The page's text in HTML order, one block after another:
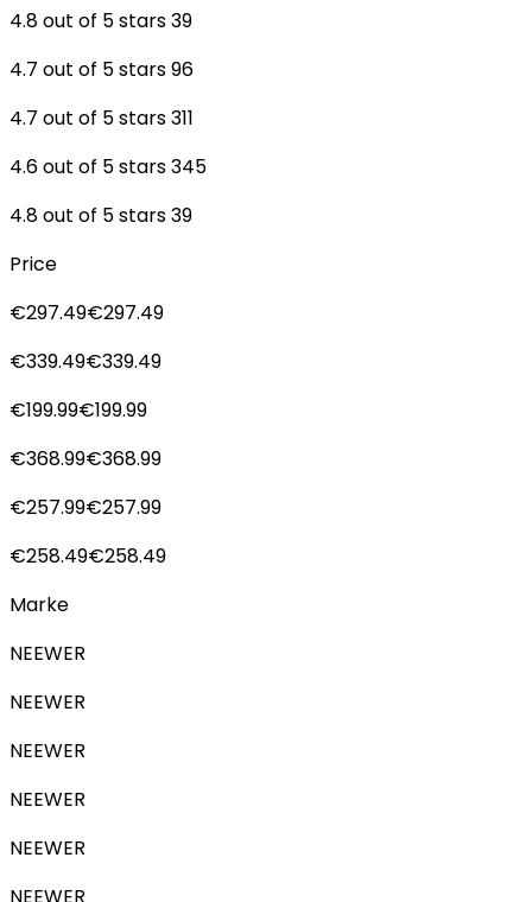
4.8 out of 5 stars 39
4.7 out of 5 stars 96
4.7 out of 5 stars 311
4.6 out of 5 stars 345
4.8 out of 5 stars 39
Price
€297.49€297.49
€339.49€339.49
€199.99€199.99
€368.99€368.99
€257.99€257.99
€258.49€258.49
Marke
NEEWER
NEEWER
NEEWER
NEEWER
NEEWER